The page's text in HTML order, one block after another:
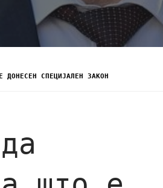
СПЕЦИЈАЛЕН ЗАКОН